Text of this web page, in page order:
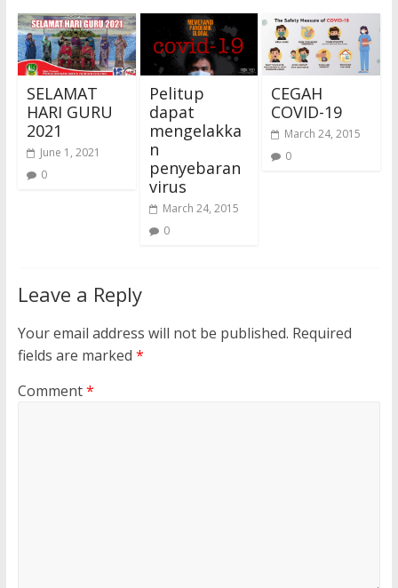
SELAMAT
HARI GURU
2021
June 1, 2021
0
Pelitup
dapat
mengelakka
n
penyebaran
virus
March 24, 2015
0
CEGAH
COVID-19
March 24, 2015
0
Leave a Reply
Your email address will not be published. Required
fields are marked *
Comment*